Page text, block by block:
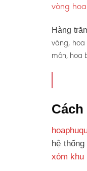
vòng
Hàng
vàng,
môn, hoa
hệ
xóm khu